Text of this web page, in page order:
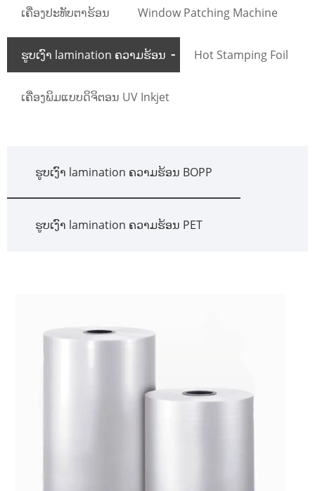
ເຄື່ອງປະທັບຕາຮ້ອນ Window Patching Machine
ຮູບເງົາ lamination ຄວາມຮ້ອນ Hot Stamping Foil
ເຄື່ອງພິມແບບດິຈິຕອນ UV Inkjet
ຮູບເງົາ lamination ຄວາມຮ້ອນ BOPP
ຮູບເງົາ lamination ຄວາມຮ້ອນ PET